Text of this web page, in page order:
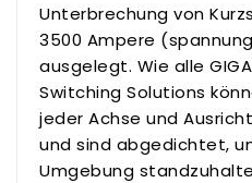
Unterbrechung von
3500 Ampere
ausgelegt. Wie alle
Switching Solutions
jeder Achse und
und sind abgedichtet,
Umgebung